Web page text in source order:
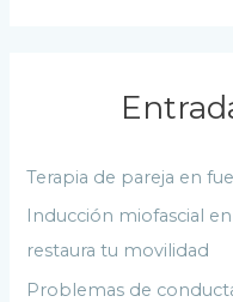
r
:
Terapia de pareja en
Inducción miofascial
restaura tu movilidad
Problemas de